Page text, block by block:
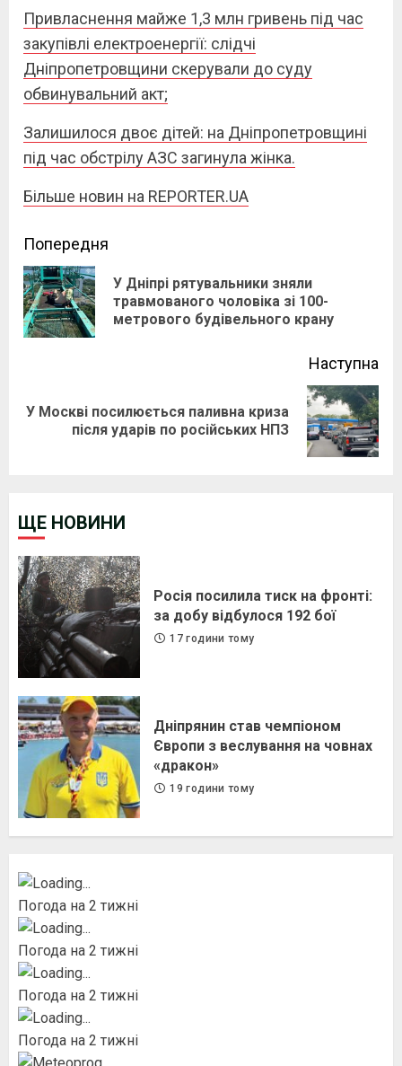
Привласнення майже 1,3 млн гривень під час
закупівлі електроенергії: слідчі
Дніпропетровщини скерували до суду
обвинувальний акт;
Залишилося двоє дітей: на Дніпропетровщині
під час обстрілу АЗС загинула жінка.
Більше новин на REPORTER.UA
Continue
Reading
Попередня
У Дніпрі рятувальники зняли
травмованого чоловіка зі 100-
метрового будівельного крану
Наступна
Next
У Москві посилюється паливна криза
після ударів по російських НПЗ
ЩЕ НОВИНИ
Росія посилила тиск на фронті:
за добу відбулося 192 бої
17 години тому
Дніпрянин став чемпіоном
Європи з веслування на човнах
«дракон»
19 години тому
Погода на 2 тижні
Погода на 2 тижні
Погода на 2 тижні
Погода на 2 тижні